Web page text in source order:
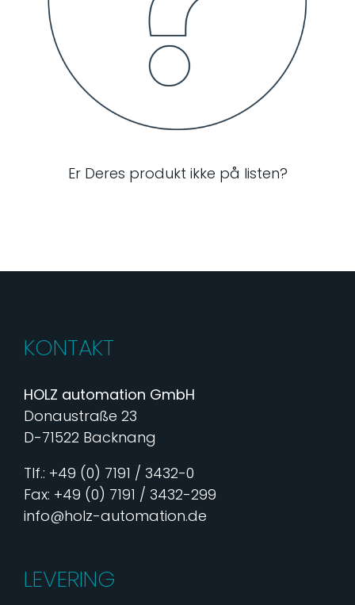
Er Deres produkt ikke på listen?
KONTAKT
HOLZ automation GmbH
Donaustraße 23
D-71522 Backnang
Tlf.: +49 (0) 7191 / 3432-0
Fax: +49 (0) 7191 / 3432-299
info@holz-automation.de
LEVERING